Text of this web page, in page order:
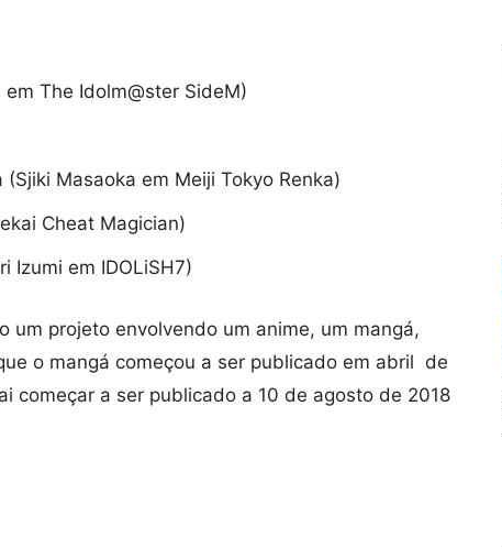
The Idolm@ster SideM)
Masaoka em Meiji Tokyo Renka)
Cheat Magician)
Izumi em IDOLiSH7)
um projeto envolvendo um anime, um mangá,
o mangá começou a ser publicado em abril de
começar a ser publicado a 10 de agosto de 2018